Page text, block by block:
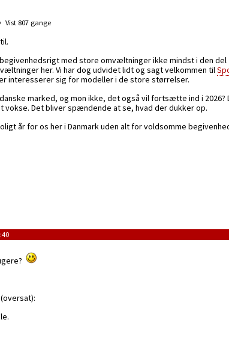
Vist 807 gange
med store omvæltninger ikke mindst i den
her. Vi har dog udvidet lidt og sagt velkommen til
interesserer sig for modeller i de store størrelser.
marked, og mon ikke, det også vil fortsætte ind i
vokse. Det bliver spændende at se, hvad der dukker op.
år for os her i Danmark uden alt for voldsomme